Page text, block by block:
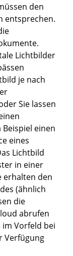
den
entsprechen.
Lichtbilder
je nach
Sie lassen
einen
eines
Lichtbild
in einer
erhalten den
(ähnlich
die
abrufen
Vorfeld bei
Verfügung